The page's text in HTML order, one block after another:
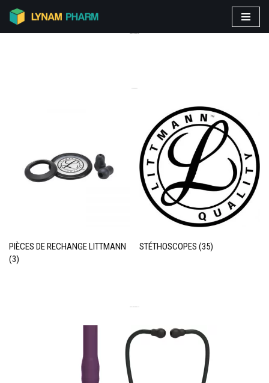
Aller
PIÈCES DE RECHANGE LITTMANN
(3)
STÉTHOSCOPES(35)